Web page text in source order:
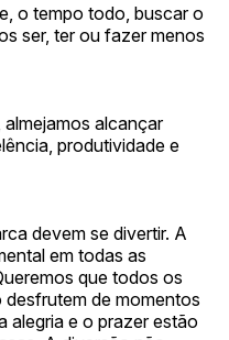
o tempo todo, buscar o
ser, ter ou fazer menos
alcançar
produtividade e
devem se divertir. A
em todas as
que todos os
de momentos
alegria e o prazer estão